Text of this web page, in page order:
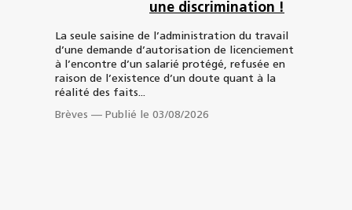
une discrimination !
La seule saisine de l’administration du travail
d’une demande d’autorisation de licenciement
à l’encontre d’un salarié protégé, refusée en
raison de l’existence d’un doute quant à la
réalité des faits...
Brèves — Publié le 03/08/2026